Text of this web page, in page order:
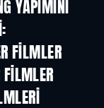
YAPIMINI
FILMLER
FILMLER